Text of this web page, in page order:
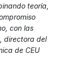
teoría,
con las
, directora del
de CEU